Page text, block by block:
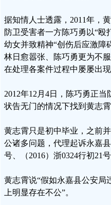
据知情人士透露，2011年，
防卫受害者一方陈巧勇以“
幼女并致精神“创伤后应激障
林日愈嚣张、陈巧勇更为不
在处理各案件过程中屡屡出
2012年12月4日，陈巧勇正
状告无门的情况下找到黄志
黄志霄只是初中毕业，之前
公诸多问题，代理起诉永嘉
号、（2016）浙0324行初21
黄志霄说“假如永嘉县公安局
上明显存在不公”。